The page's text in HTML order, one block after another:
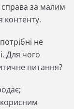
справа за малим
контенту.
не
Для чого
питання?